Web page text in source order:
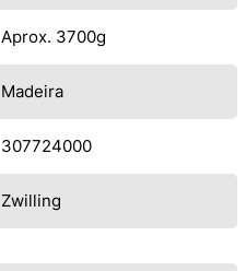
Aprox. 3700g
Madeira
307724000
Zwilling